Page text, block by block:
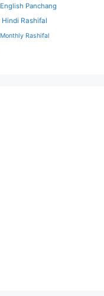
English Panchang
Hindi Rashifal
Monthly Rashifal